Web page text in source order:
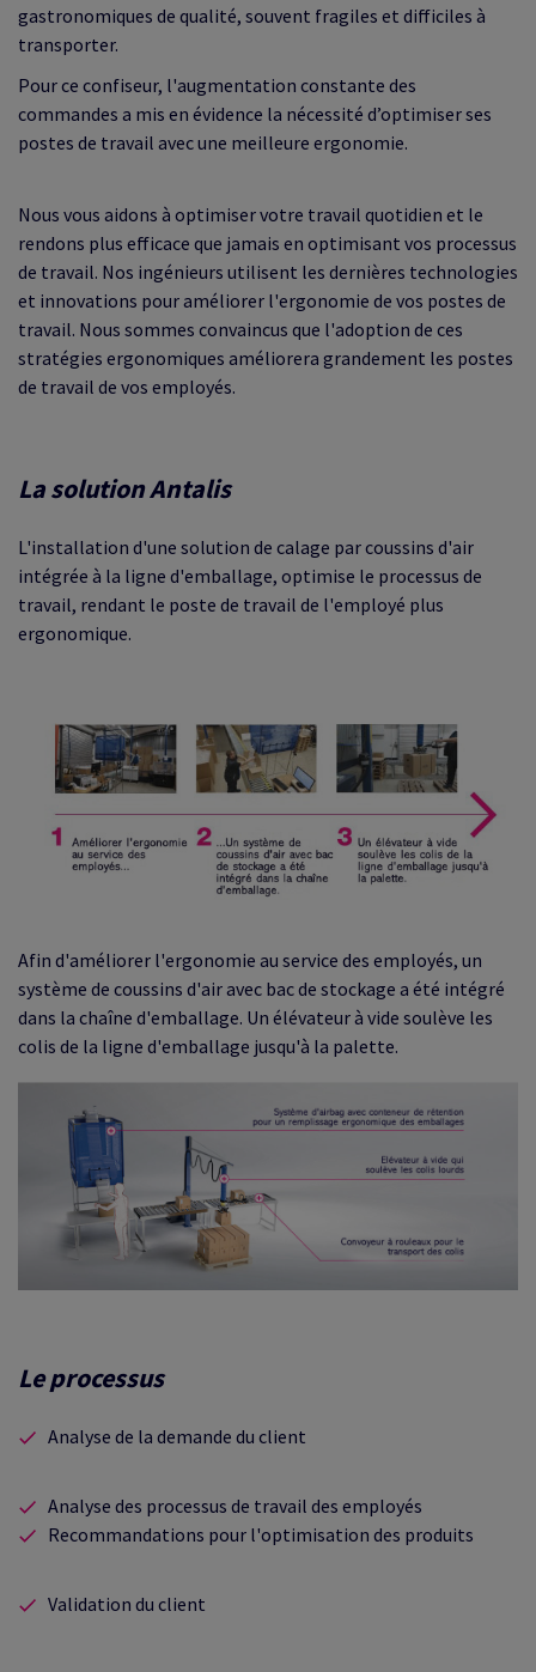
gastronomiques de qualité, souvent fragiles et difficiles à
transporter.
Pour ce confiseur, l'augmentation constante des
commandes a mis en évidence la nécessité d’optimiser ses
postes de travail avec une meilleure ergonomie.
Nous vous aidons à optimiser votre travail quotidien et le
rendons plus efficace que jamais en optimisant vos processus
de travail. Nos ingénieurs utilisent les dernières technologies
et innovations pour améliorer l'ergonomie de vos postes de
travail. Nous sommes convaincus que l'adoption de ces
stratégies ergonomiques améliorera grandement les postes
de travail de vos employés.
La solution Antalis
L'installation d'une solution de calage par coussins d'air
intégrée à la ligne d'emballage, optimise le processus de
travail, rendant le poste de travail de l'employé plus
ergonomique.
Afin d'améliorer l'ergonomie au service des employés, un
système de coussins d'air avec bac de stockage a été intégré
dans la chaîne d'emballage. Un élévateur à vide soulève les
colis de la ligne d'emballage jusqu'à la palette.
Le processus
Analyse de la demande du client
Analyse des processus de travail des employés
Recommandations pour l'optimisation des produits
Validation du client